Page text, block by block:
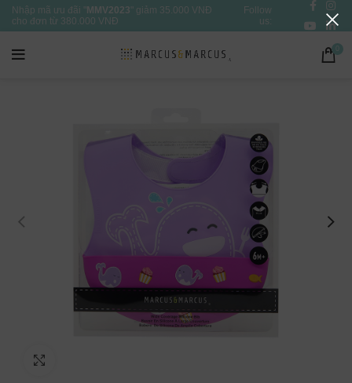
Nhập mã ưu đãi " MMV2023 " giảm 35.000 VNĐ
cho đơn từ 380.000 VNĐ
Follow
us: